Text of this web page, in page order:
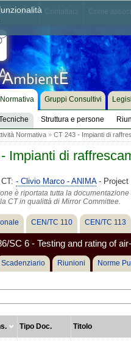
siamo
Struttura e persone
Gruppi Consultivi
Normativa» CT 243 - Impianti di
Impianti di
- Clivio Marco - ANIMA- Project
è riportata tutta la
CT in qualittà di Mirror Committee.
CEN/TC 110 CEN/TC 113
SC 6 - Testing and rating of
Scadenziario Riunioni Norme
Tipo Doc. Titolo